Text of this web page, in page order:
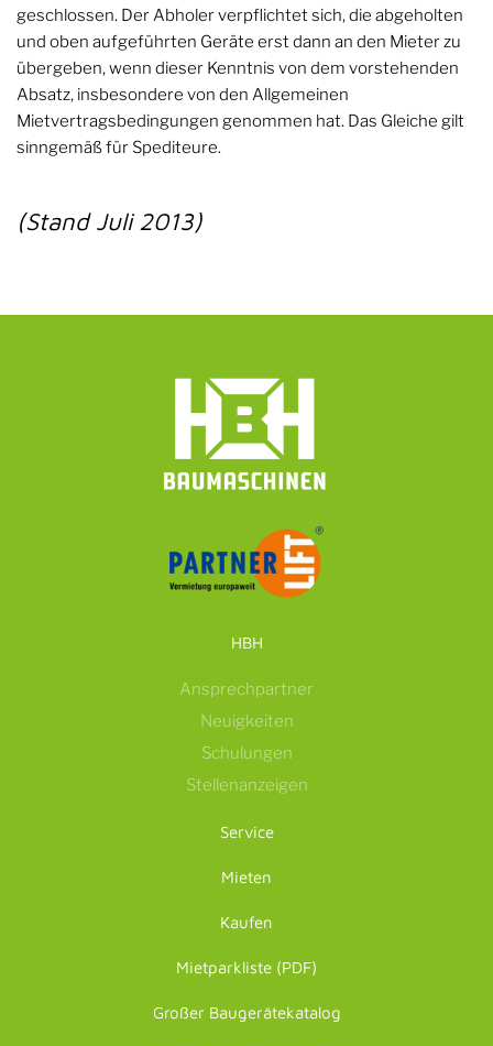
geschlossen. Der Abholer verpflichtet sich, die abgeholten
und oben aufgeführten Geräte erst dann an den Mieter zu
übergeben, wenn dieser Kenntnis von dem vorstehenden
Absatz, insbesondere von den Allgemeinen
Mietvertragsbedingungen genommen hat. Das Gleiche gilt
sinngemäß für Spediteure.
(Stand Juli 2013)
HBH
Ansprechpartner
Neuigkeiten
Schulungen
Stellenanzeigen
Service
Mieten
Kaufen
Mietparkliste (PDF)
Großer Baugerätekatalog